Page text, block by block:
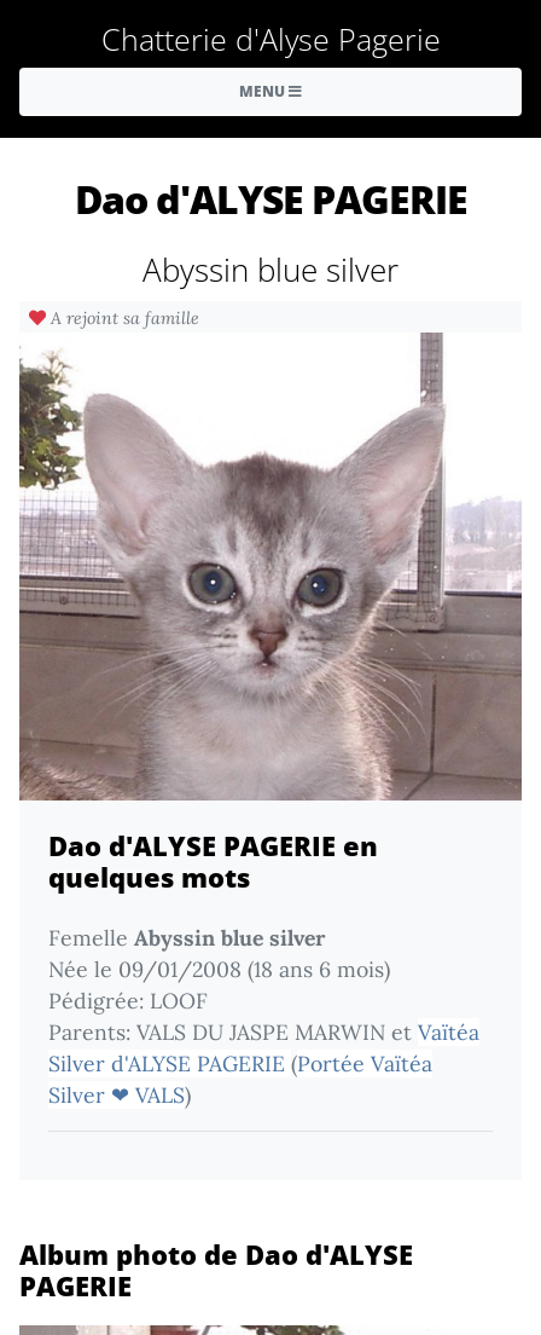
Chatterie d'Alyse Pagerie
MENU
Dao d'ALYSE PAGERIE
Abyssin blue silver
A rejoint sa famille
Dao d'ALYSE PAGERIE en
quelques mots
Femelle Abyssin blue silver
Née le 09/01/2008 (18 ans 6 mois)
Pédigrée: LOOF
Parents: VALS DU JASPE MARWIN et Vaïtéa
Silver d'ALYSE PAGERIE (Portée Vaïtéa
Silver ❤ VALS)
Album photo de Dao d'ALYSE
PAGERIE